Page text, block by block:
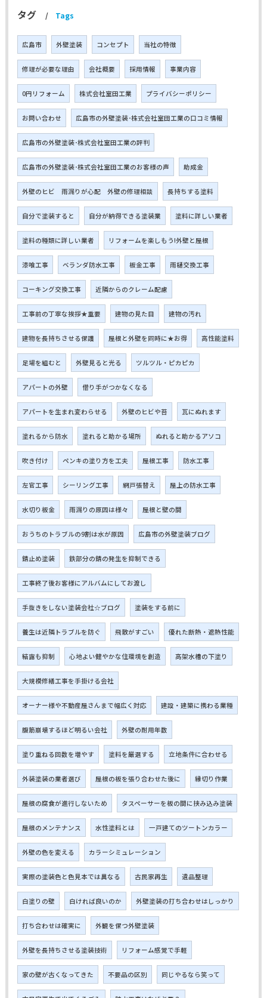
タグ Tags
広島市 外壁塗装 コンセプト 当社の特徴
修理が必要な理由 会社概要 採用情報 事業内容
0円リフォーム 株式会社室田工業 プライバシーポリシー
お問い合わせ 広島市の外壁塗装･株式会社室田工業の口コミ情報
広島市の外壁塗装･株式会社室田工業の評判
広島市の外壁塗装･株式会社室田工業のお客様の声 助成金
外壁のヒビ 雨漏りが心配 外壁の修理相談 長持ちする塗料
自分で塗装すると 自分が納得できる塗装業 塗料に詳しい業者
塗料の種類に詳しい業者 リフォームを楽しもう!外壁と屋根
漆喰工事 ベランダ防水工事 板金工事 雨樋交換工事
コーキング交換工事 近隣からのクレーム配慮
工事前の丁寧な挨拶★重要 建物の見た目 建物の汚れ
建物を長持ちさせる保護 屋根と外壁を同時に★お得 高性能塗料
足場を組むと 外壁見ると光る ツルツル・ピカピカ
アパートの外壁 借り手がつかなくなる
アパートを生まれ変わらせる 外壁のヒビや苔 瓦にぬれます
塗れるから防水 塗れると助かる場所 ぬれると助かるアソコ
吹き付け ペンキの塗り方を工夫 屋根工事 防水工事
左官工事 シーリング工事 網戸張替え 屋上の防水工事
水切り板金 雨漏りの原因は様々 屋根と壁の間
おうちのトラブルの9割は水が原因 広島市の外壁塗装ブログ
錆止め塗装 鉄部分の錆の発生を抑制できる
工事終了後お客様にアルバムにしてお渡し
手抜きをしない塗装会社☆ブログ 塗装をする前に
養生は近隣トラブルを防ぐ 飛散がすごい 優れた断熱・遮熱性能
結露も抑制 心地よい健やかな住環境を創造 高架水槽の下塗り
大規模修繕工事を手掛ける会社
オーナー様や不動産屋さんまで幅広く対応 建設・建築に携わる業種
腹筋崩壊するほど明るい会社 外壁の耐用年数
塗り重ねる回数を増やす 塗料を厳選する 立地条件に合わせる
外装塗装の業者選び 屋根の板を張り合わせた後に 縁切り作業
屋根の腐食が進行しないため タスペーサーを板の間に挟み込み塗装
屋根のメンテナンス 水性塗料とは 一戸建てのツートンカラー
外壁の色を変える カラーシミュレーション
実際の塗装色と色見本では異なる 古民家再生 遺品整理
白塗りの壁 白ければ良いのか 外壁塗装の打ち合わせはしっかり
打ち合わせは確実に 外観を保つ外壁塗装
外壁を長持ちさせる塗装技術 リフォーム感覚で手軽
家の壁が古くなってきた 不要品の区別 同じやるなら笑って